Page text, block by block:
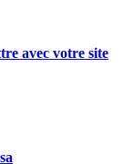
avec votre site